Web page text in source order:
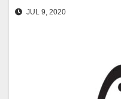
JUL 9, 2020